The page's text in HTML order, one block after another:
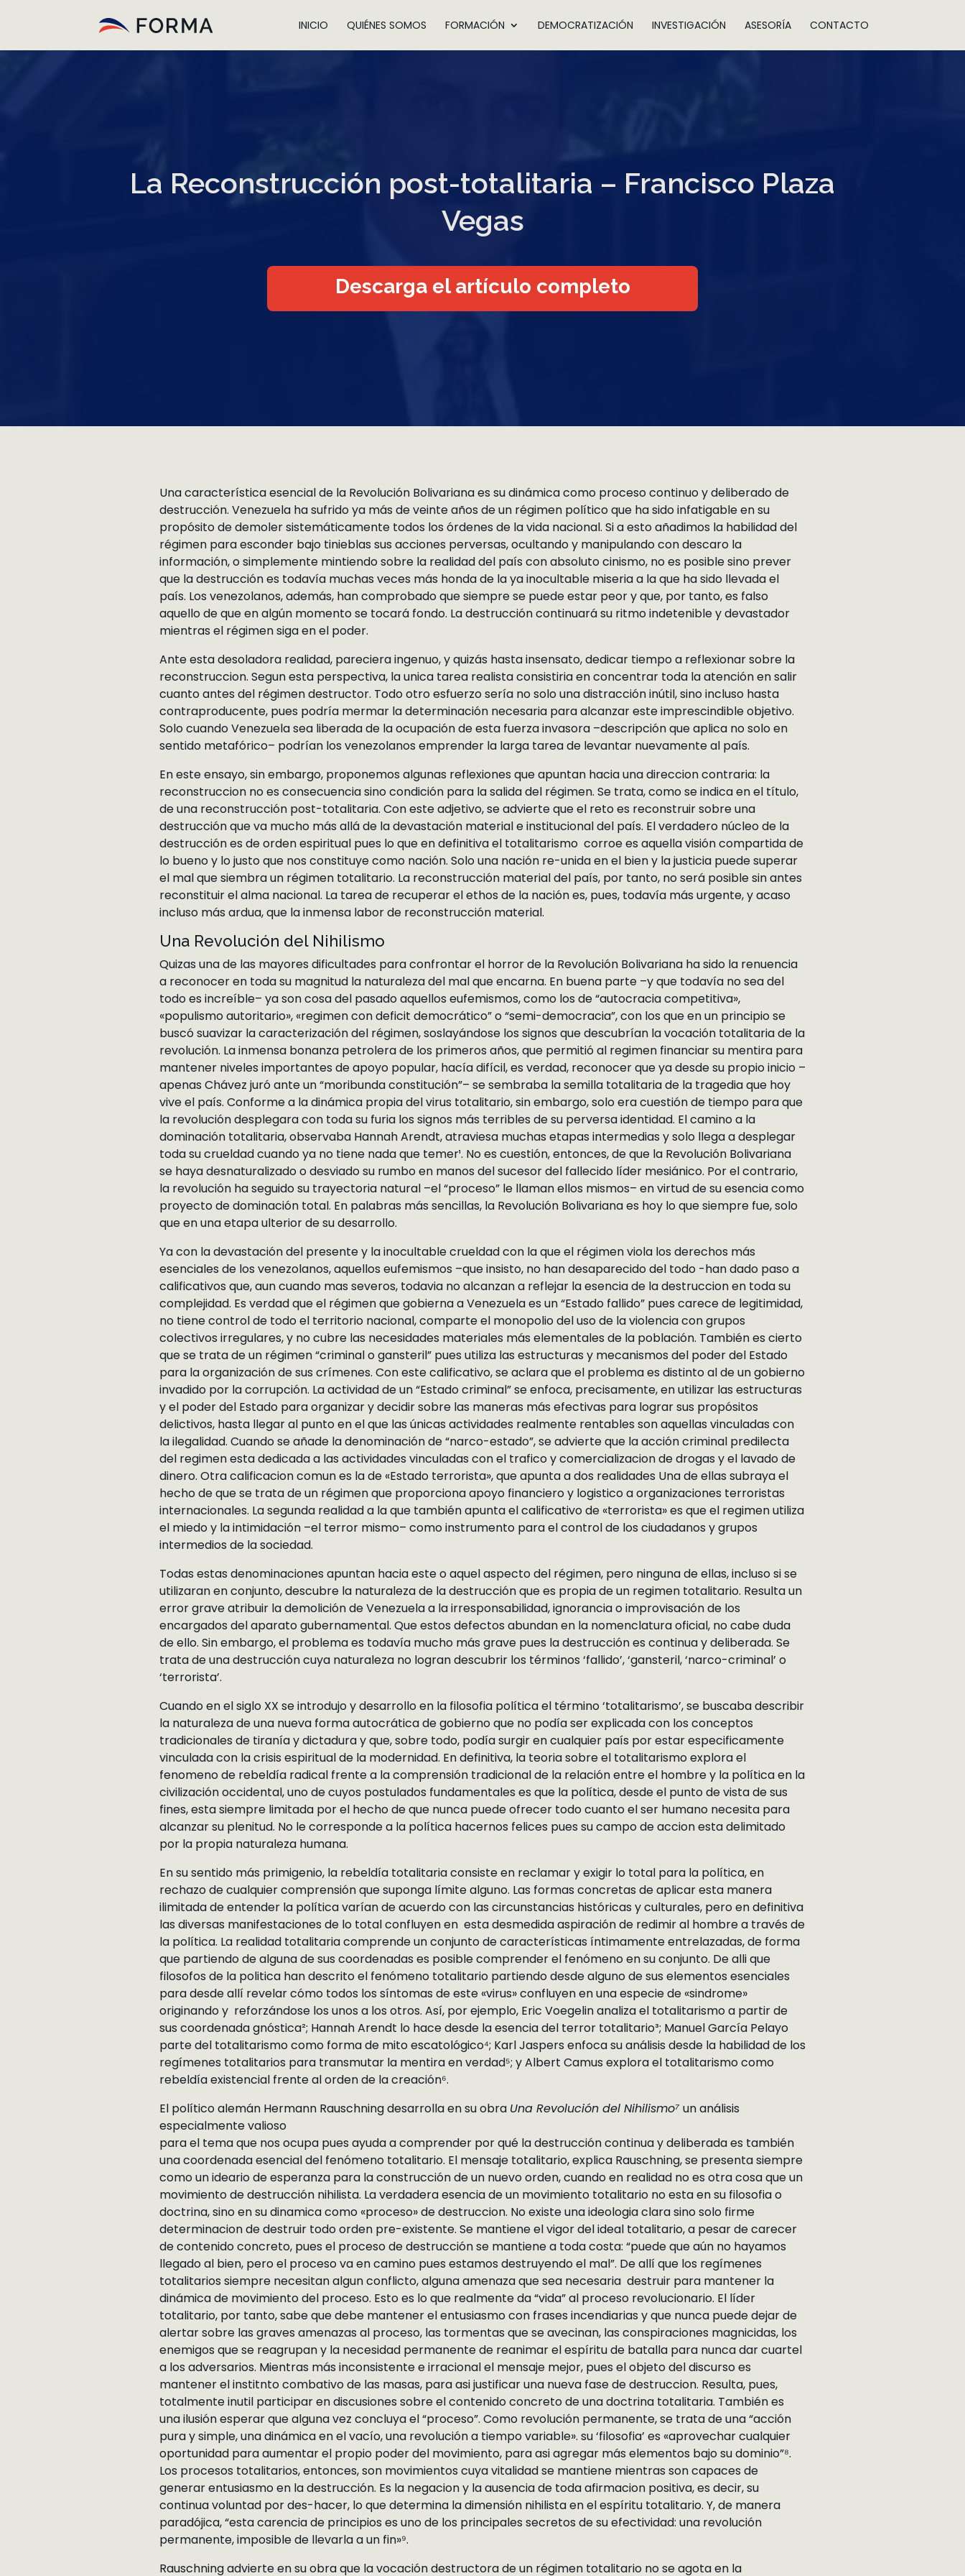
INICIO QUIÉNES SOMOS FORMACIÓN DEMOCRATIZACIÓN INVESTIGACIÓN ASESORÍA CONTACTO
La Reconstrucción post-totalitaria – Francisco Plaza
Vegas
Descarga el artículo completo
Una característica esencial de la Revolución Bolivariana es su dinámica como proceso continuo y deliberado de
destrucción. Venezuela ha sufrido ya más de veinte años de un régimen político que ha sido infatigable en su
propósito de demoler sistemáticamente todos los órdenes de la vida nacional. Si a esto añadimos la habilidad del
régimen para esconder bajo tinieblas sus acciones perversas, ocultando y manipulando con descaro la
información, o simplemente mintiendo sobre la realidad del país con absoluto cinismo, no es posible sino prever
que la destrucción es todavía muchas veces más honda de la ya inocultable miseria a la que ha sido llevada el
país. Los venezolanos, además, han comprobado que siempre se puede estar peor y que, por tanto, es falso
aquello de que en algún momento se tocará fondo. La destrucción continuará su ritmo indetenible y devastador
mientras el régimen siga en el poder.
Ante esta desoladora realidad, pareciera ingenuo, y quizás hasta insensato, dedicar tiempo a reflexionar sobre la
reconstruccion. Segun esta perspectiva, la unica tarea realista consistiria en concentrar toda la atención en salir
cuanto antes del régimen destructor. Todo otro esfuerzo sería no solo una distracción inútil, sino incluso hasta
contraproducente, pues podría mermar la determinación necesaria para alcanzar este imprescindible objetivo.
Solo cuando Venezuela sea liberada de la ocupación de esta fuerza invasora –descripción que aplica no solo en
sentido metafórico– podrían los venezolanos emprender la larga tarea de levantar nuevamente al país.
En este ensayo, sin embargo, proponemos algunas reflexiones que apuntan hacia una direccion contraria: la
reconstruccion no es consecuencia sino condición para la salida del régimen. Se trata, como se indica en el título,
de una reconstrucción post-totalitaria. Con este adjetivo, se advierte que el reto es reconstruir sobre una
destrucción que va mucho más allá de la devastación material e institucional del país. El verdadero núcleo de la
destrucción es de orden espiritual pues lo que en definitiva el totalitarismo corroe es aquella visión compartida de
lo bueno y lo justo que nos constituye como nación. Solo una nación re-unida en el bien y la justicia puede superar
el mal que siembra un régimen totalitario. La reconstrucción material del país, por tanto, no será posible sin antes
reconstituir el alma nacional. La tarea de recuperar el ethos de la nación es, pues, todavía más urgente, y acaso
incluso más ardua, que la inmensa labor de reconstrucción material.
Una Revolución del Nihilismo
Quizas una de las mayores dificultades para confrontar el horror de la Revolución Bolivariana ha sido la renuencia
a reconocer en toda su magnitud la naturaleza del mal que encarna. En buena parte –y que todavía no sea del
todo es increíble– ya son cosa del pasado aquellos eufemismos, como los de “autocracia competitiva»,
«populismo autoritario», «regimen con deficit democrático” o “semi-democracia”, con los que en un principio se
buscó suavizar la caracterización del régimen, soslayándose los signos que descubrían la vocación totalitaria de la
revolución. La inmensa bonanza petrolera de los primeros años, que permitió al regimen financiar su mentira para
mantener niveles importantes de apoyo popular, hacía difícil, es verdad, reconocer que ya desde su propio inicio –
apenas Chávez juró ante un “moribunda constitución”– se sembraba la semilla totalitaria de la tragedia que hoy
vive el país. Conforme a la dinámica propia del virus totalitario, sin embargo, solo era cuestión de tiempo para que
la revolución desplegara con toda su furia los signos más terribles de su perversa identidad. El camino a la
dominación totalitaria, observaba Hannah Arendt, atraviesa muchas etapas intermedias y solo llega a desplegar
toda su crueldad cuando ya no tiene nada que temer¹. No es cuestión, entonces, de que la Revolución Bolivariana
se haya desnaturalizado o desviado su rumbo en manos del sucesor del fallecido líder mesiánico. Por el contrario,
la revolución ha seguido su trayectoria natural –el “proceso” le llaman ellos mismos– en virtud de su esencia como
proyecto de dominación total. En palabras más sencillas, la Revolución Bolivariana es hoy lo que siempre fue, solo
que en una etapa ulterior de su desarrollo.
Ya con la devastación del presente y la inocultable crueldad con la que el régimen viola los derechos más
esenciales de los venezolanos, aquellos eufemismos –que insisto, no han desaparecido del todo -han dado paso a
calificativos que, aun cuando mas severos, todavia no alcanzan a reflejar la esencia de la destruccion en toda su
complejidad. Es verdad que el régimen que gobierna a Venezuela es un “Estado fallido” pues carece de legitimidad,
no tiene control de todo el territorio nacional, comparte el monopolio del uso de la violencia con grupos
colectivos irregulares, y no cubre las necesidades materiales más elementales de la población. También es cierto
que se trata de un régimen “criminal o gansteril” pues utiliza las estructuras y mecanismos del poder del Estado
para la organización de sus crímenes. Con este calificativo, se aclara que el problema es distinto al de un gobierno
invadido por la corrupción. La actividad de un “Estado criminal” se enfoca, precisamente, en utilizar las estructuras
y el poder del Estado para organizar y decidir sobre las maneras más efectivas para lograr sus propósitos
delictivos, hasta llegar al punto en el que las únicas actividades realmente rentables son aquellas vinculadas con
la ilegalidad. Cuando se añade la denominación de “narco-estado”, se advierte que la acción criminal predilecta
del regimen esta dedicada a las actividades vinculadas con el trafico y comercializacion de drogas y el lavado de
dinero. Otra calificacion comun es la de «Estado terrorista», que apunta a dos realidades Una de ellas subraya el
hecho de que se trata de un régimen que proporciona apoyo financiero y logistico a organizaciones terroristas
internacionales. La segunda realidad a la que también apunta el calificativo de «terrorista» es que el regimen utiliza
el miedo y la intimidación –el terror mismo– como instrumento para el control de los ciudadanos y grupos
intermedios de la sociedad.
Todas estas denominaciones apuntan hacia este o aquel aspecto del régimen, pero ninguna de ellas, incluso si se
utilizaran en conjunto, descubre la naturaleza de la destrucción que es propia de un regimen totalitario. Resulta un
error grave atribuir la demolición de Venezuela a la irresponsabilidad, ignorancia o improvisación de los
encargados del aparato gubernamental. Que estos defectos abundan en la nomenclatura oficial, no cabe duda
de ello. Sin embargo, el problema es todavía mucho más grave pues la destrucción es continua y deliberada. Se
trata de una destrucción cuya naturaleza no logran descubrir los términos ‘fallido’, ‘gansteril, ‘narco-criminal’ o
‘terrorista’.
Cuando en el siglo XX se introdujo y desarrollo en la filosofia política el término ‘totalitarismo’, se buscaba describir
la naturaleza de una nueva forma autocrática de gobierno que no podía ser explicada con los conceptos
tradicionales de tiranía y dictadura y que, sobre todo, podía surgir en cualquier país por estar especificamente
vinculada con la crisis espiritual de la modernidad. En definitiva, la teoria sobre el totalitarismo explora el
fenomeno de rebeldía radical frente a la comprensión tradicional de la relación entre el hombre y la política en la
civilización occidental, uno de cuyos postulados fundamentales es que la política, desde el punto de vista de sus
fines, esta siempre limitada por el hecho de que nunca puede ofrecer todo cuanto el ser humano necesita para
alcanzar su plenitud. No le corresponde a la política hacernos felices pues su campo de accion esta delimitado
por la propia naturaleza humana.
En su sentido más primigenio, la rebeldía totalitaria consiste en reclamar y exigir lo total para la política, en
rechazo de cualquier comprensión que suponga límite alguno. Las formas concretas de aplicar esta manera
ilimitada de entender la política varían de acuerdo con las circunstancias históricas y culturales, pero en definitiva
las diversas manifestaciones de lo total confluyen en esta desmedida aspiración de redimir al hombre a través de
la política. La realidad totalitaria comprende un conjunto de características íntimamente entrelazadas, de forma
que partiendo de alguna de sus coordenadas es posible comprender el fenómeno en su conjunto. De alli que
filosofos de la politica han descrito el fenómeno totalitario partiendo desde alguno de sus elementos esenciales
para desde allí revelar cómo todos los síntomas de este «virus» confluyen en una especie de «sindrome»
originando y reforzándose los unos a los otros. Así, por ejemplo, Eric Voegelin analiza el totalitarismo a partir de
sus coordenada gnóstica²; Hannah Arendt lo hace desde la esencia del terror totalitario³; Manuel García Pelayo
parte del totalitarismo como forma de mito escatológico⁴; Karl Jaspers enfoca su análisis desde la habilidad de los
regímenes totalitarios para transmutar la mentira en verdad⁵; y Albert Camus explora el totalitarismo como
rebeldía existencial frente al orden de la creación⁶.
El político alemán Hermann Rauschning desarrolla en su obra Una Revolución del Nihilismo⁷ un análisis
especialmente valioso
para el tema que nos ocupa pues ayuda a comprender por qué la destrucción continua y deliberada es también
una coordenada esencial del fenómeno totalitario. El mensaje totalitario, explica Rauschning, se presenta siempre
como un ideario de esperanza para la construcción de un nuevo orden, cuando en realidad no es otra cosa que un
movimiento de destrucción nihilista. La verdadera esencia de un movimiento totalitario no esta en su filosofia o
doctrina, sino en su dinamica como «proceso» de destruccion. No existe una ideologia clara sino solo firme
determinacion de destruir todo orden pre-existente. Se mantiene el vigor del ideal totalitario, a pesar de carecer
de contenido concreto, pues el proceso de destrucción se mantiene a toda costa: “puede que aún no hayamos
llegado al bien, pero el proceso va en camino pues estamos destruyendo el mal”. De allí que los regímenes
totalitarios siempre necesitan algun conflicto, alguna amenaza que sea necesaria destruir para mantener la
dinámica de movimiento del proceso. Esto es lo que realmente da “vida” al proceso revolucionario. El líder
totalitario, por tanto, sabe que debe mantener el entusiasmo con frases incendiarias y que nunca puede dejar de
alertar sobre las graves amenazas al proceso, las tormentas que se avecinan, las conspiraciones magnicidas, los
enemigos que se reagrupan y la necesidad permanente de reanimar el espíritu de batalla para nunca dar cuartel
a los adversarios. Mientras más inconsistente e irracional el mensaje mejor, pues el objeto del discurso es
mantener el institnto combativo de las masas, para asi justificar una nueva fase de destruccion. Resulta, pues,
totalmente inutil participar en discusiones sobre el contenido concreto de una doctrina totalitaria. También es
una ilusión esperar que alguna vez concluya el “proceso”. Como revolución permanente, se trata de una “acción
pura y simple, una dinámica en el vacío, una revolución a tiempo variable». su ‘filosofia’ es «aprovechar cualquier
oportunidad para aumentar el propio poder del movimiento, para asi agregar más elementos bajo su dominio”⁸.
Los procesos totalitarios, entonces, son movimientos cuya vitalidad se mantiene mientras son capaces de
generar entusiasmo en la destrucción. Es la negacion y la ausencia de toda afirmacion positiva, es decir, su
continua voluntad por des-hacer, lo que determina la dimensión nihilista en el espíritu totalitario. Y, de manera
paradójica, “esta carencia de principios es uno de los principales secretos de su efectividad: una revolución
permanente, imposible de llevarla a un fin»⁹.
Rauschning advierte en su obra que la vocación destructora de un régimen totalitario no se agota en la